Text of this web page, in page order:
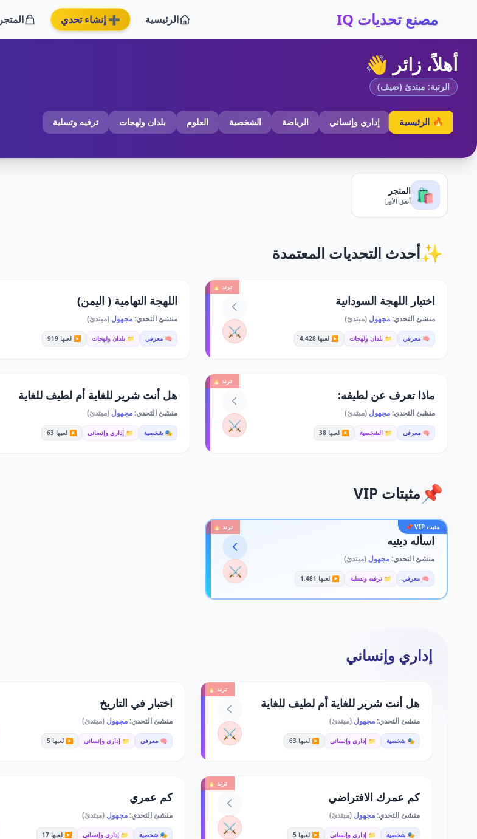
مصنع تحديات IQ الرئيسية ➕ إنشاء تحدي المتجر
أهلاً، زائر 👋
الرتبة: مبتدئ (ضيف)
🔥 الرئيسية إداري وإنساني الرياضة الشخصية العلوم بلدان ولهجات ترفيه وتسلية
🛍️ المتجر
أنفق الأورا
✨أحدث التحديات المعتمدة
ترند 🔥
اختبار اللهجة السودانية
منشئ التحدي:مجهول (مبتدئ)
🧠 معرفي 📁 بلدان ولهجات ▶️ لعبها 4,428 ⚔️
اللهجة التهامية ( اليمن)
منشئ التحدي:مجهول (مبتدئ)
🧠 معرفي 📁 بلدان ولهجات ▶️ لعبها 919
ترند 🔥
ماذا تعرف عن لطيفه:
منشئ التحدي:مجهول (مبتدئ)
🧠 معرفي 📁 الشخصية ▶️ لعبها 38 ⚔️
هل أنت شرير للغاية أم لطيف للغاية
منشئ التحدي:مجهول (مبتدئ)
🎭 شخصية 📁 إداري وإنساني ▶️ لعبها 63
📌 مثبتات VIP
مثبت VIP 📌 ترند 🔥
اسأله دينيه
منشئ التحدي:مجهول (مبتدئ)
🧠 معرفي 📁 ترفيه وتسلية ▶️ لعبها 1,481 ⚔️
إداري وإنساني
ترند 🔥
هل أنت شرير للغاية أم لطيف للغاية
منشئ التحدي:مجهول (مبتدئ)
🎭 شخصية 📁 إداري وإنساني ▶️ لعبها 63 ⚔️
اختبار في التاريخ
منشئ التحدي:مجهول(مبتدئ)
🧠 معرفي 📁 إداري وإنساني ▶️ لعبها 5
ترند 🔥
كم عمرك الافتراضي
منشئ التحدي:مجهول (مبتدئ)
🎭 شخصية 📁 إداري وإنساني ▶️ لعبها 5 ⚔️
كم عمري
منشئ التحدي:مجهول(مبتدئ)
🎭 شخصية 📁 إداري وإنساني ▶️ لعبها 17